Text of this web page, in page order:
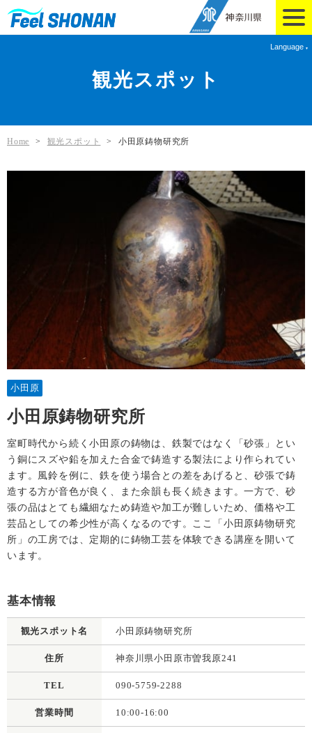
Language
観光スポット
Home > 観光スポット > 小田原鋳物研究所
小田原
小田原鋳物研究所
室町時代から続く小田原の鋳物は、鉄製ではなく「砂張」とい
う銅にスズや鉛を加えた合金で鋳造する製法により作られてい
ます。風鈴を例に、鉄を使う場合との差をあげると、砂張で鋳
造する方が音色が良く、また余韻も長く続きます。一方で、砂
張の品はとても繊細なため鋳造や加工が難しいため、価格や工
芸品としての希少性が高くなるのです。ここ「小田原鋳物研究
所」の工房では、定期的に鋳物工芸を体験できる講座を開いて
います。
基本情報
観光スポット名 小田原鋳物研究所
住所 神奈川県小田原市曽我原241
TEL 090-5759-2288
営業時間 10:00-16:00